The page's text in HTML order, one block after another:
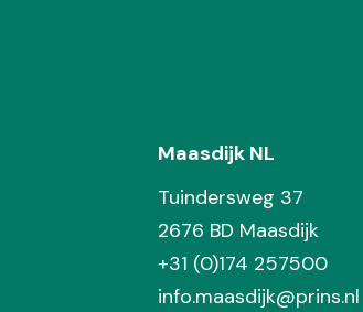
Maasdijk NL
Tuindersweg 37
2676 BD Maasdijk
+31 (0)174 257500
info.maasdijk@prins.nl